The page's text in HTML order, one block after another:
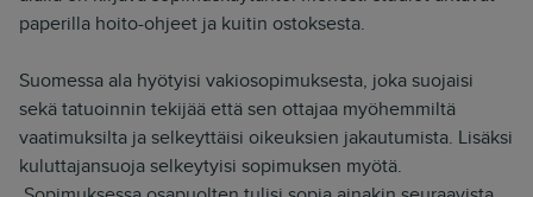
paperilla hoito-ohjeet ja kuitin ostoksesta.
Suomessa ala hyötyisi vakiosopimuksesta, joka suojaisi
sekä tatuoinnin tekijää että sen ottajaa myöhemmiltä
vaatimuksilta ja selkeyttäisi oikeuksien jakautumista. Lisäksi
kuluttajansuoja selkeytyisi sopimuksen myötä.
on kasvanut kokenut ja
näkemyksellinen asiantuntijayritys.
Siksi julkaisimme uuden nimen ja
verkkosivun. Out with the old - in with
the new."
- Herkko Hietanen